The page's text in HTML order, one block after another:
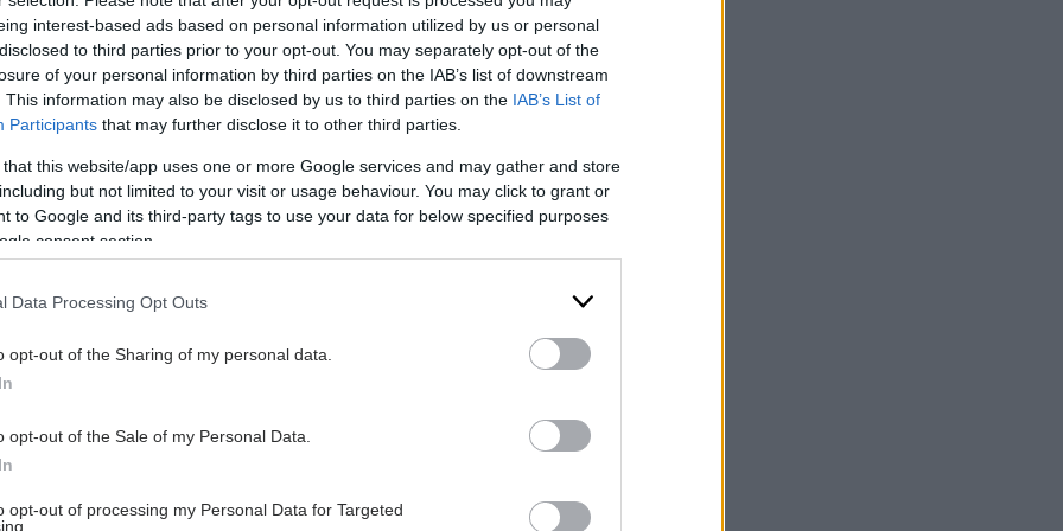
interest-based ads based on personal information utilized by us or personal
to third parties prior to your opt-out. You may separately opt-out of the
of your personal information by third parties on the IAB’s list of downstream
This information may also be disclosed by us to third parties on the IAB’s List of
Participants that may further disclose it to other third parties.
that this website/app uses one or more Google services and may gather and store
but not limited to your visit or usage behaviour. You may click to grant or
to Google and its third-party tags to use your data for below specified purposes
consent section.
Data Processing Opt Outs
opt-out of the Sharing of my personal data.
opt-out of the Sale of my Personal Data.
opt-out of processing my Personal Data for Targeted
παιδί σας να ασχολείται με τον
αθλητισμό από μικρή ηλικία;
Τετάρτη, 28 Φεβρουαρίου 2018
Η yoga είναι ιδιαίτερα ωφέλιμη για
περιορίζεται στη σωματική. Ποια είναι
Πέμπτη, 05 Οκτωβρίου 2017